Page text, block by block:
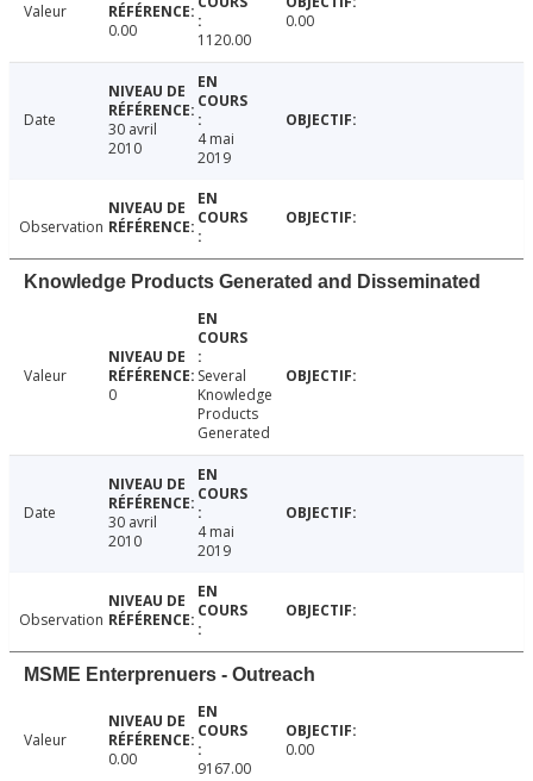
Valeur
0.00
1120.00
0.00
Date
30 avril
2010
4 mai
2019
Observation
Knowledge Products Generated and Disseminated
Valeur
0
Several
Knowledge
Products
Generated
Date
30 avril
2010
4 mai
2019
Observation
MSME Enterprenuers - Outreach
Valeur
0.00
9167.00
0.00